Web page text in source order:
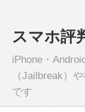
スマホ評
iPhone・
（Jailbreak）
です